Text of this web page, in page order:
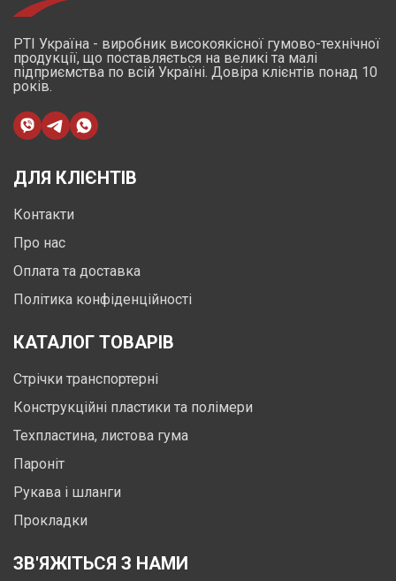
РТІ Україна - виробник високоякісної гумово-технічної
продукції, що поставляється на великі та малі
підприємства по всій Україні. Довіра клієнтів понад 10
років.
ДЛЯ КЛІЄНТІВ
Контакти
Про нас
Оплата та доставка
Політика конфіденційності
КАТАЛОГ ТОВАРІВ
Стрічки транспортерні
Конструкційні пластики та полімери
Техпластина, листова гума
Пароніт
Рукава і шланги
Прокладки
ЗВ'ЯЖІТЬСЯ З НАМИ